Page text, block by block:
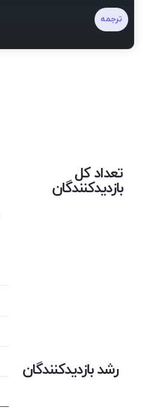
ترجمه
تعداد کل
بازدیدکنندگان
رشد بازدیدکنندگان